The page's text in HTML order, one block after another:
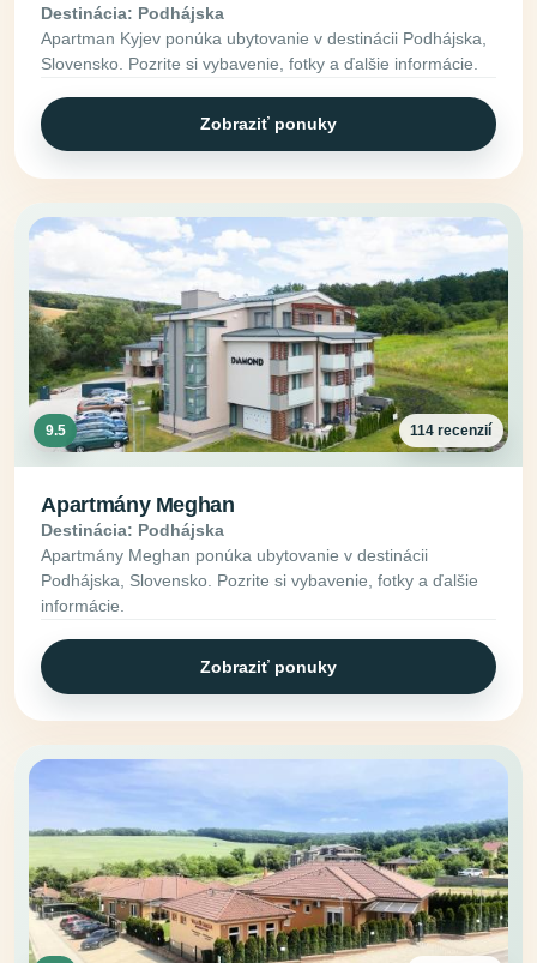
Destinácia: Podhájska
Apartman Kyjev ponúka ubytovanie v destinácii Podhájska,
Slovensko. Pozrite si vybavenie, fotky a ďalšie informácie.
Zobraziť ponuky
9.5 114 recenzií
Apartmány Meghan
Destinácia: Podhájska
Apartmány Meghan ponúka ubytovanie v destinácii
Podhájska, Slovensko. Pozrite si vybavenie, fotky a ďalšie
informácie.
Zobraziť ponuky